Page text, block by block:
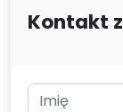
Kontakt